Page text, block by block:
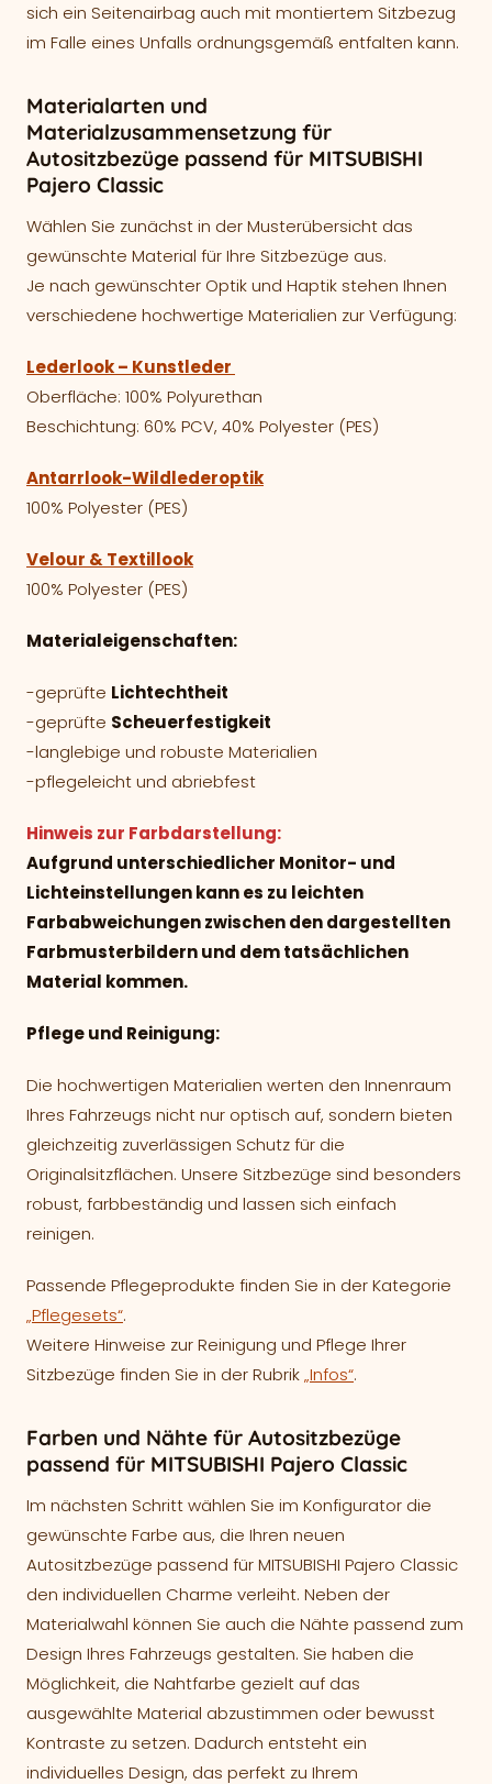
sich ein Seitenairbag auch mit montiertem Sitzbezug
im Falle eines Unfalls ordnungsgemäß entfalten kann.
Materialarten und
Materialzusammensetzung für
Autositzbezüge passend für MITSUBISHI
Pajero Classic
Wählen Sie zunächst in der Musterübersicht das
gewünschte Material für Ihre Sitzbezüge aus.
Je nach gewünschter Optik und Haptik stehen Ihnen
verschiedene hochwertige Materialien zur Verfügung:
Lederlook – Kunstleder
Oberfläche: 100% Polyurethan
Beschichtung: 60% PCV, 40% Polyester (PES)
Antarrlook-Wildlederoptik
100% Polyester (PES)
Velour & Textillook
100% Polyester (PES)
Materialeigenschaften:
-geprüfte Lichtechtheit
-geprüfte Scheuerfestigkeit
-langlebige und robuste Materialien
-pflegeleicht und abriebfest
Hinweis zur Farbdarstellung:
Aufgrund unterschiedlicher Monitor- und
Lichteinstellungen kann es zu leichten
Farbabweichungen zwischen den dargestellten
Farbmusterbildern und dem tatsächlichen
Material kommen.
Pflege und Reinigung:
Die hochwertigen Materialien werten den Innenraum
Ihres Fahrzeugs nicht nur optisch auf, sondern bieten
gleichzeitig zuverlässigen Schutz für die
Originalsitzflächen. Unsere Sitzbezüge sind besonders
robust, farbbeständig und lassen sich einfach
reinigen.
Passende Pflegeprodukte finden Sie in der Kategorie
„Pflegesets“.
Weitere Hinweise zur Reinigung und Pflege Ihrer
Sitzbezüge finden Sie in der Rubrik„Infos“.
Farben und Nähte für Autositzbezüge
passend für MITSUBISHI Pajero Classic
Im nächsten Schritt wählen Sie im Konfigurator die
gewünschte Farbe aus, die Ihren neuen
Autositzbezüge passend für MITSUBISHI Pajero Classic
den individuellen Charme verleiht. Neben der
Materialwahl können Sie auch die Nähte passend zum
Design Ihres Fahrzeugs gestalten. Sie haben die
Möglichkeit, die Nahtfarbe gezielt auf das
ausgewählte Material abzustimmen oder bewusst
Kontraste zu setzen. Dadurch entsteht ein
individuelles Design, das perfekt zu Ihrem